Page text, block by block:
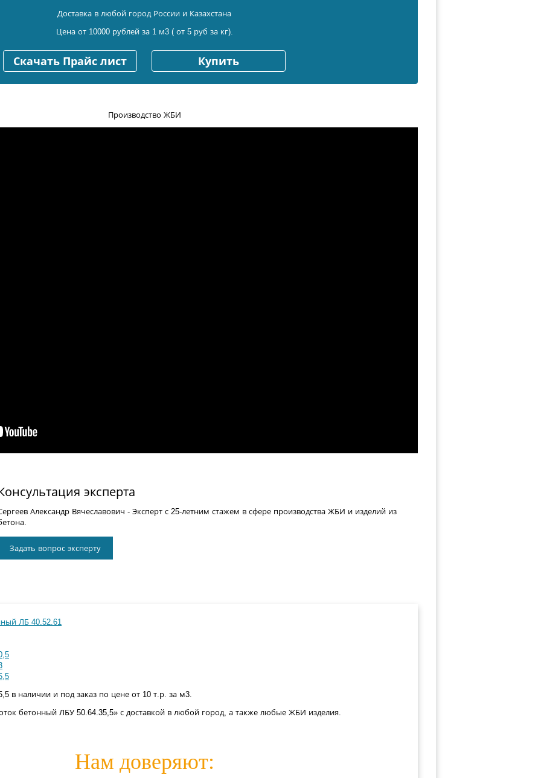
Доставка в любой город России и Казахстана
Цена от 10000 рублей за 1 м3 ( от 5 руб за кг).
Скачать Прайс лист Купить
Производство ЖБИ
эксперта
Александр Вячеславович - Эксперт с 25-летним стажем в сфере производства ЖБИ и изделий из
Задать вопрос эксперту
ЛБ 40.52.61
в наличии и под заказ по цене от 10 т.р. за м3.
бетонный ЛБУ 50.64.35,5» с доставкой в любой город, а также любые ЖБИ изделия.
Нам доверяют: